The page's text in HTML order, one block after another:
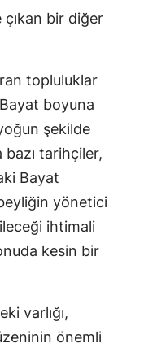
bir diğer
topluluklar
boyuna
şekilde
tarihçiler,
Bayat
yönetici
ihtimali
kesin bir
varlığı,
önemli